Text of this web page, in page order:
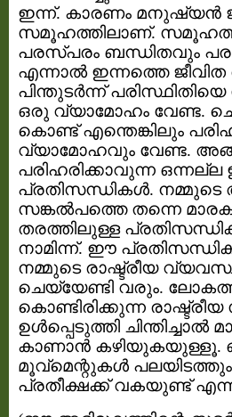
ഇന്ന്. കാരണം മനുഷ്യന്‍
സമൂഹത്തിലാണ്.
പരസ്പരം ബന്ധിതവും
എന്നാല്‍ ഇന്നത്തെ ജീവിത
പിന്തുടര്‍ന്ന്
ഒരു വ്യാമോഹം വേണ്ട.
കൊണ്ട് എന്തെങ്കിലും
വ്യാമോഹവും വേണ്ട.
പരിഹരിക്കാവുന്ന ഒന്നല്ല
പ്രതിസന്ധികള്‍. നമ്മുടെ
സങ്കല്‍പത്തെ തന്നെ
തരത്തിലുള്ള
നാമിന്ന്. ഈ
നമ്മുടെ രാഷ്ട്രീയ
ചെയ്യേണ്ടി വരും.
കൊണ്ടിരിക്കുന്ന
ഉള്‍പ്പെടുത്തി ചിന്തിച്ചാല്‍
കാണാന്‍ കഴിയുകയുള്ളൂ.
മൂവ്മെന്റുകള്‍
പ്രതീക്ഷക്ക് വകയുണ്ട്